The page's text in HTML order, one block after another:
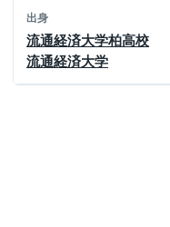
出身
流通経済大学柏高校
流通経済大学